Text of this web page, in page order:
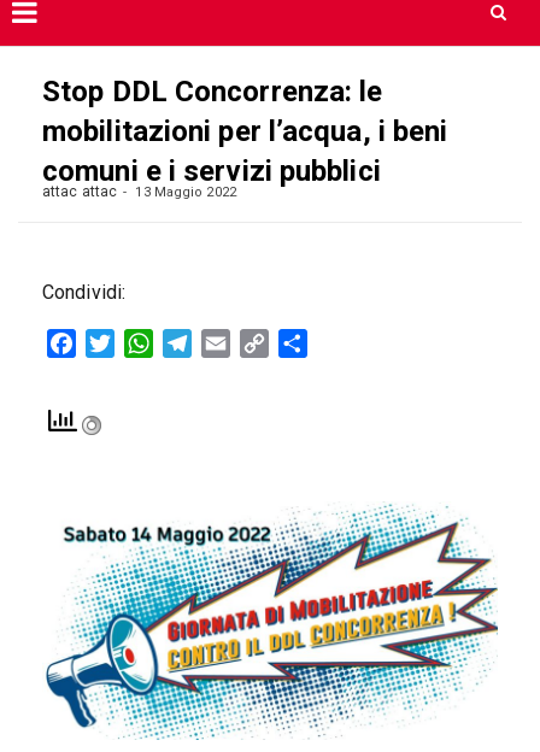
Stop DDL Concorrenza: le
mobilitazioni per l’acqua, i beni
comuni e i servizi pubblici
attac attac 13 Maggio 2022
Condividi:
FacebookTwitterWhatsAppTelegram
Email
Copy